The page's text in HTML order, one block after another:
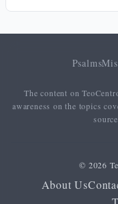
Psalms
The content on
awareness on the topics
© 2026
About Us